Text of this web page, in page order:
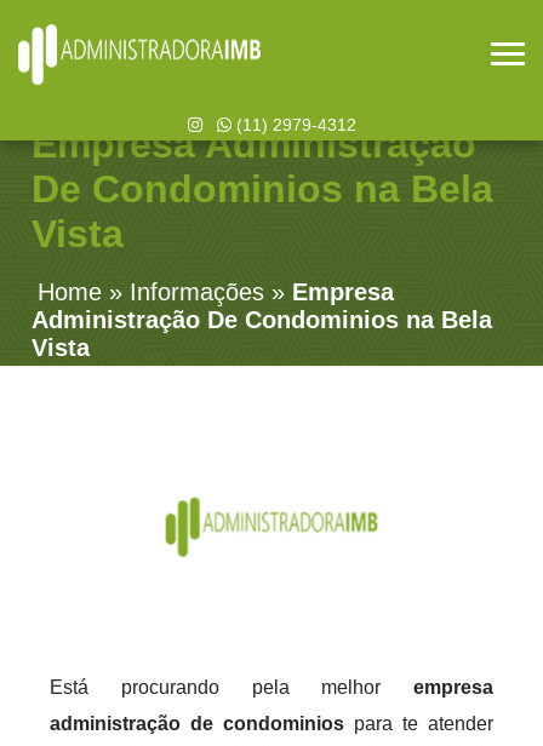
(11) 2979-4312
Empresa Administração
De Condominios na Bela
Vista
Home » Informações » Empresa
Administração De Condominios na Bela
Vista
Está procurando pela melhor empresa
administração de condominios para te atender